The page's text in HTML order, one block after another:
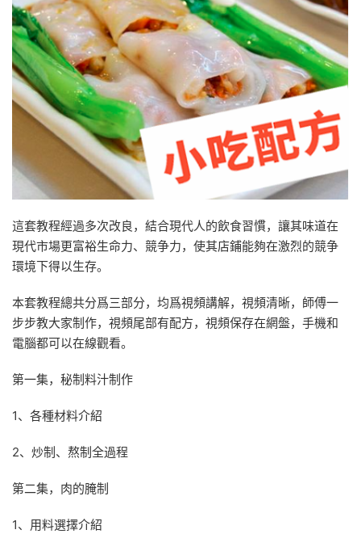
這套教程經過多次改良，結合現代人的飲食習慣，讓其味道在
現代市場更富裕生命力、競争力，使其店鋪能夠在激烈的競争
環境下得以生存。
本套教程總共分爲三部分，均爲視頻講解，視頻清晰，師傅一
步步教大家制作，視頻尾部有配方，視頻保存在網盤，手機和
電腦都可以在線觀看。
第一集，秘制料汁制作
1、各種材料介紹
2、炒制、熬制全過程
第二集，肉的腌制
1、用料選擇介紹